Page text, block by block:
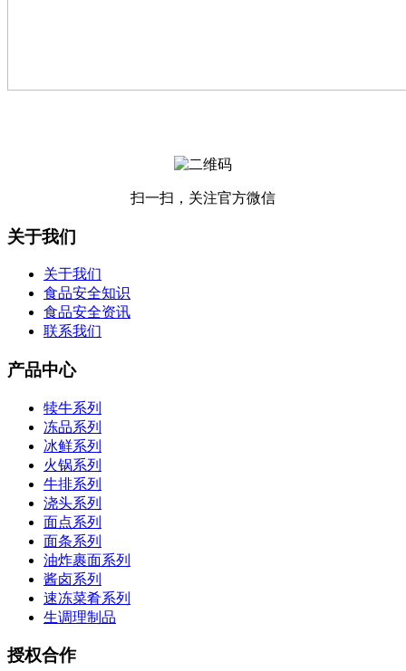
扫一扫，关注官方微信
关于我们
关于我们
食品安全知识
食品安全资讯
联系我们
产品中心
犊牛系列
冻品系列
冰鲜系列
火锅系列
牛排系列
浇头系列
面点系列
面条系列
油炸裹面系列
酱卤系列
速冻菜肴系列
生调理制品
授权合作